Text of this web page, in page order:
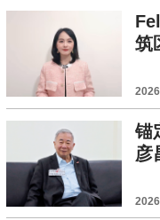
筑
锚
彦